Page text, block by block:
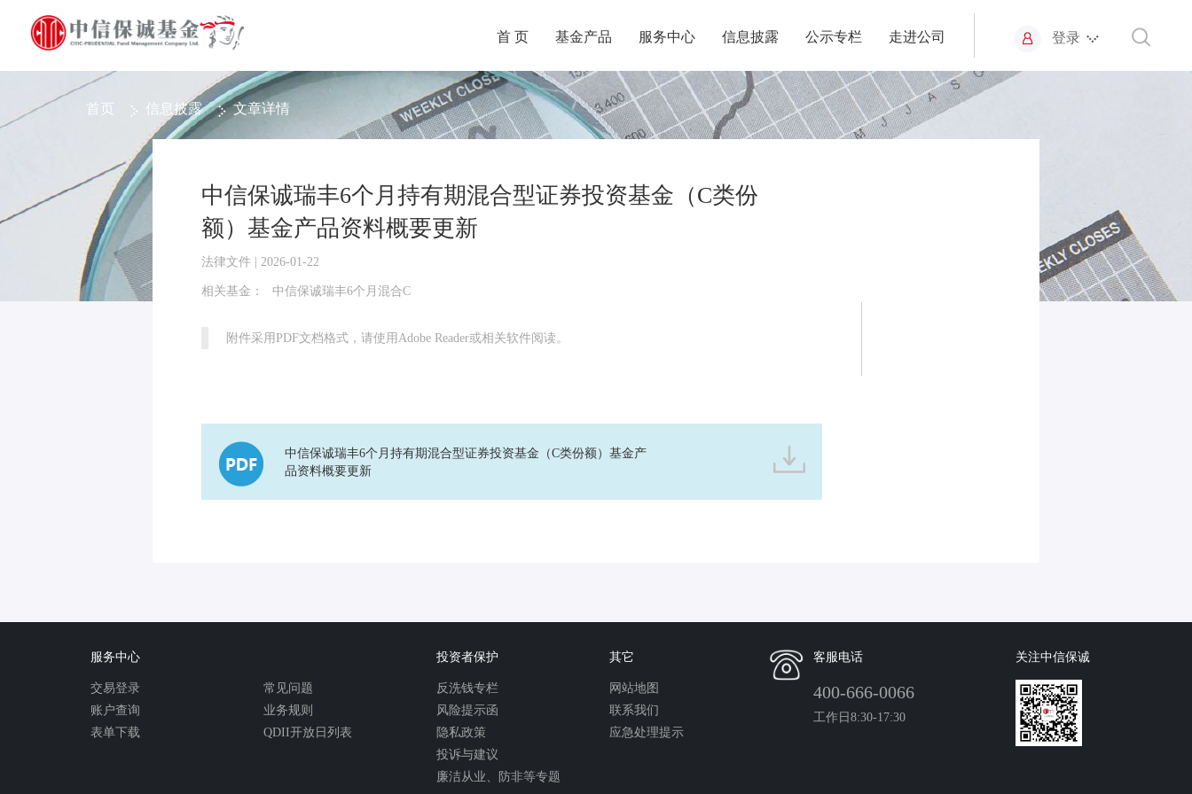
首 页 基金产品 服务中心 信息披露 公示专栏 走进公司 登录
首页 信息披露 文章详情
中信保诚瑞丰6个月持有期混合型证券投资基金（C类份
额）基金产品资料概要更新
法律文件 | 2026-01-22
相关基金： 中信保诚瑞丰6个月混合C
附件采用PDF文档格式，请使用Adobe Reader或相关软件阅读。
中信保诚瑞丰6个月持有期混合型证券投资基金（C类份额）基金产
品资料概要更新
服务中心
交易登录
账户查询
表单下载
常见问题
业务规则
QDII开放日列表
投资者保护
反洗钱专栏
风险提示函
隐私政策
投诉与建议
廉洁从业、防非等专题
其它
网站地图
联系我们
应急处理提示
客服电话
400-666-0066
工作日8:30-17:30
关注中信保诚